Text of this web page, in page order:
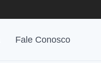
Fale Conosco